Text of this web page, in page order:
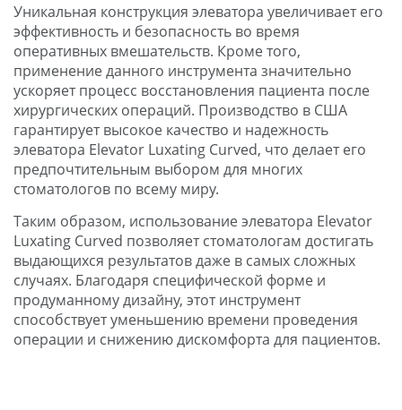
Уникальная конструкция элеватора увеличивает его
эффективность и безопасность во время
оперативных вмешательств. Кроме того,
применение данного инструмента значительно
ускоряет процесс восстановления пациента после
хирургических операций. Производство в США
гарантирует высокое качество и надежность
элеватора Elevator Luxating Curved, что делает его
предпочтительным выбором для многих
стоматологов по всему миру.
Таким образом, использование элеватора Elevator
Luxating Curved позволяет стоматологам достигать
выдающихся результатов даже в самых сложных
случаях. Благодаря специфической форме и
продуманному дизайну, этот инструмент
способствует уменьшению времени проведения
операции и снижению дискомфорта для пациентов.